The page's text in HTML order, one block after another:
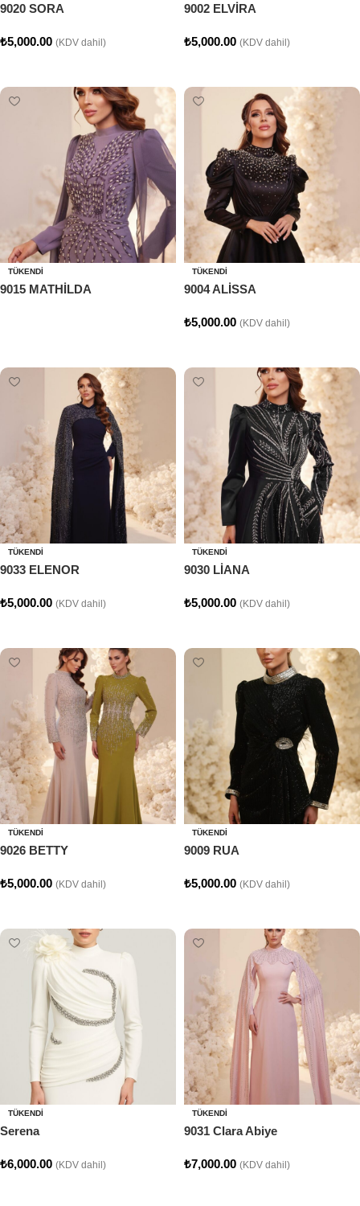
9020 SORA
₺5,000.00 (KDV dahil)
9002 ELVİRA
₺5,000.00 (KDV dahil)
TÜKENDI
9015 MATHİLDA
TÜKENDI
9004 ALİSSA
₺5,000.00 (KDV dahil)
TÜKENDI
9033 ELENOR
₺5,000.00 (KDV dahil)
TÜKENDI
9030 LİANA
₺5,000.00 (KDV dahil)
TÜKENDI
9026 BETTY
₺5,000.00 (KDV dahil)
TÜKENDI
9009 RUA
₺5,000.00 (KDV dahil)
TÜKENDI
Serena
₺6,000.00 (KDV dahil)
TÜKENDI
9031 Clara Abiye
₺7,000.00 (KDV dahil)